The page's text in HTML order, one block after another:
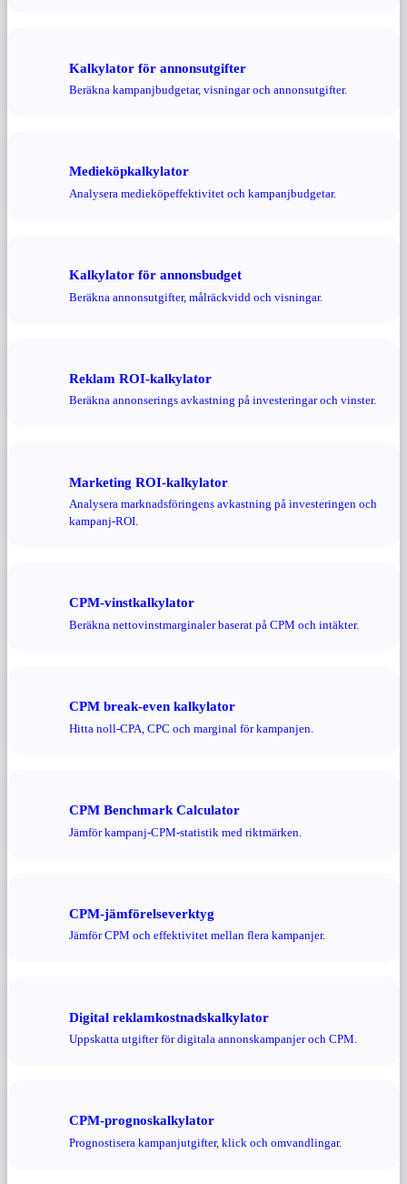
Kalkylator för annonsutgifter
Beräkna kampanjbudgetar, visningar och annonsutgifter.
Medieköpkalkylator
Analysera medieköpeffektivitet och kampanjbudgetar.
Kalkylator för annonsbudget
Beräkna annonsutgifter, målräckvidd och visningar.
Reklam ROI-kalkylator
Beräkna annonserings avkastning på investeringar och vinster.
Marketing ROI-kalkylator
Analysera marknadsföringens avkastning på investeringen och
kampanj-ROI.
CPM-vinstkalkylator
Beräkna nettovinstmarginaler baserat på CPM och intäkter.
CPM break-even kalkylator
Hitta noll-CPA, CPC och marginal för kampanjen.
CPM Benchmark Calculator
Jämför kampanj-CPM-statistik med riktmärken.
CPM-jämförelseverktyg
Jämför CPM och effektivitet mellan flera kampanjer.
Digital reklamkostnadskalkylator
Uppskatta utgifter för digitala annonskampanjer och CPM.
CPM-prognoskalkylator
Prognostisera kampanjutgifter, klick och omvandlingar.